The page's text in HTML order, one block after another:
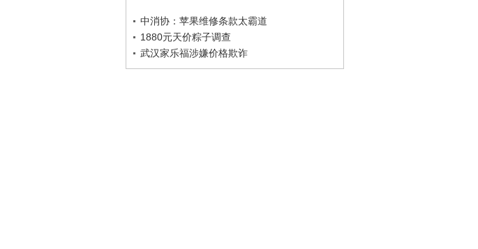
中消协：苹果维修条款太霸道
1880元天价粽子调查
武汉家乐福涉嫌价格欺诈